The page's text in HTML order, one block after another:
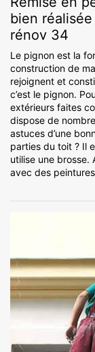
bien
rénov 34
Le pignon est la
construction de
rejoignent et
c’est le pignon.
extérieurs faites
dispose de
astuces d’une
parties du toit ? Il
utilise une
avec des